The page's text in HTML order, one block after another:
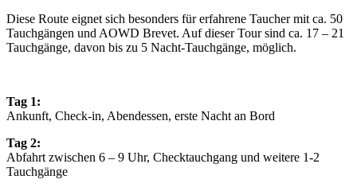
Diese Route eignet sich besonders für erfahrene Taucher mit ca. 50
Tauchgängen und AOWD Brevet. Auf dieser Tour sind ca. 17 – 21
Tauchgänge, davon bis zu 5 Nacht-Tauchgänge, möglich.
Tag 1:
Ankunft, Check-in, Abendessen, erste Nacht an Bord
Tag 2:
Abfahrt zwischen 6 – 9 Uhr, Checktauchgang und weitere 1-2
Tauchgänge